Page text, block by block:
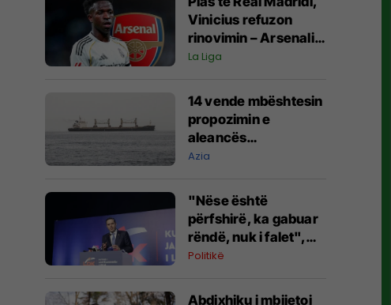
Vinicius refuzon
rinovimin – Arsenali
gati ofertën 140
La Liga
14 vende mbështesin
propozimin e
aleancës
shumëkombëshe të
udhëhequr nga
Arabia Saudite
Azia
"Nëse është
përfshirë, ka gabuar
rëndë, nuk i falet",
Abdixhiku i çon
Ramës
Politikë
Abdixhiku i mbijetoi